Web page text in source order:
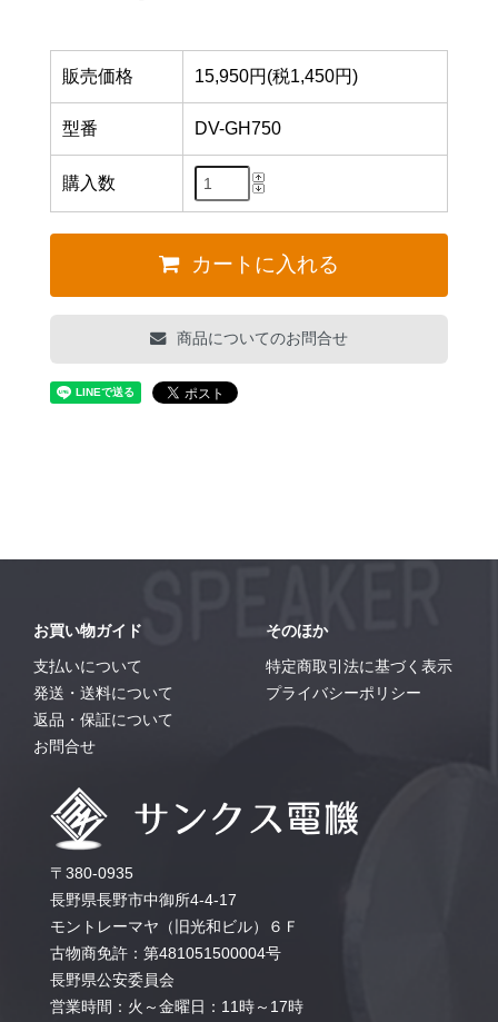
販売価格 15,950円(税1,450円)
型番 DV-GH750
購入数
カートに入れる
商品についてのお問合せ
お買い物ガイド
支払いについて
発送・送料について
返品・保証について
お問合せ
そのほか
特定商取引法に基づく表示
プライバシーポリシー
〒380-0935
長野県長野市中御所4-4-17
モントレーマヤ（旧光和ビル）６Ｆ
古物商免許：第481051500004号
長野県公安委員会
営業時間：火～金曜日：11時～17時